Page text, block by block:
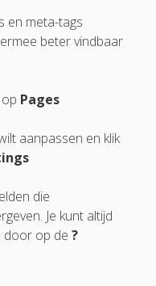
en meta-tags
beter vindbaar
Pages
aanpassen en klik
die
Je kunt altijd
door op de ?